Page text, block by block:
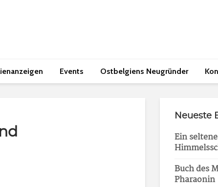
Events Ostbelgiens Neugründer
Neueste
Ein
Buch des
Pharaonin